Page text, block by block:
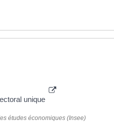
unique
études économiques (Insee)